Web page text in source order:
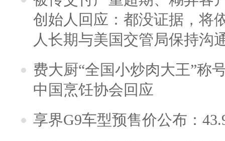
创始人回应：都没证据，将
人长期与美国交管局保持沟
费大厨“全国小炒肉大王”称
中国烹饪协会回应
享界G9车型预售价公布：